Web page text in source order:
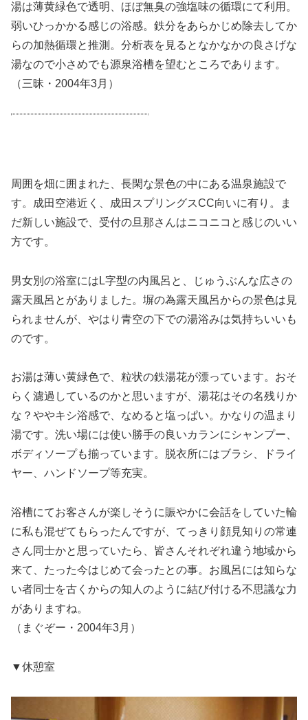
湯は薄黄緑色で透明、ほぼ無臭の強塩味の循環にて利用。
弱いひっかかる感じの浴感。鉄分をあらかじめ除去してか
らの加熱循環と推測。分析表を見るとなかなかの良さげな
湯なので小さめでも源泉浴槽を望むところであります。
（三昧・2004年3月）
周囲を畑に囲まれた、長閑な景色の中にある温泉施設で
す。成田空港近く、成田スプリングスCC向いに有り。ま
だ新しい施設で、受付の旦那さんはニコニコと感じのいい
方です。
男女別の浴室にはL字型の内風呂と、じゅうぶんな広さの
露天風呂とがありました。塀の為露天風呂からの景色は見
られませんが、やはり青空の下での湯浴みは気持ちいいも
のです。
お湯は薄い黄緑色で、粒状の鉄湯花が漂っています。おそ
らく濾過しているのかと思いますが、湯花はその名残りか
な？ややキシ浴感で、なめると塩っぱい。かなりの温まり
湯です。洗い場には使い勝手の良いカランにシャンプー、
ボディソープも揃っています。脱衣所にはブラシ、ドライ
ヤー、ハンドソープ等充実。
浴槽にてお客さんが楽しそうに賑やかに会話をしていた輪
に私も混ぜてもらったんですが、てっきり顔見知りの常連
さん同士かと思っていたら、皆さんそれぞれ違う地域から
来て、たった今はじめて会ったとの事。お風呂には知らな
い者同士を古くからの知人のように結び付ける不思議な力
がありますね。
（まぐぞー・2004年3月）
▼休憩室